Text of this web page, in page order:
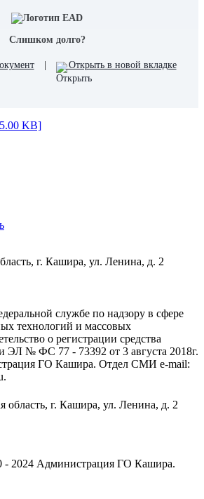
Слишком долго?
Открыть в новой вкладке
KB]
г. Кашира, ул. Ленина, д. 2
службе по надзору в сфере
технологий и массовых
о регистрации средства
ЭЛ № ФС 77 - 73392 от 3 августа 2018г.
ГО Кашира. Отдел СМИ e-mail:
область, г. Кашира, ул. Ленина, д. 2
- 2024 Администрация ГО Кашира.